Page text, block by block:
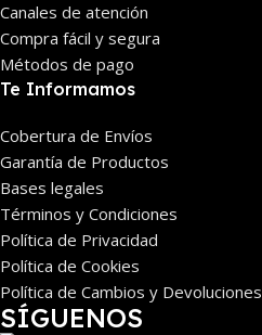
Canales de atención
Compra fácil y segura
Métodos de pago
Te Informamos
Cobertura de Envíos
Garantía de Productos
Bases legales
Términos y Condiciones
Política de Privacidad
Política de Cookies
Política de Cambios y Devoluciones
SÍGUENOS